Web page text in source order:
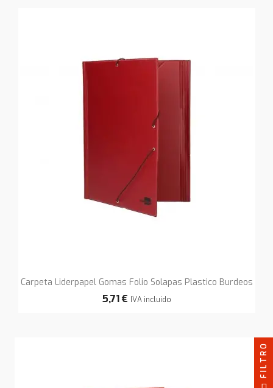
Carpeta Liderpapel Gomas Folio Solapas Plastico Burdeos
5,71 € IVA incluido
FILTRO